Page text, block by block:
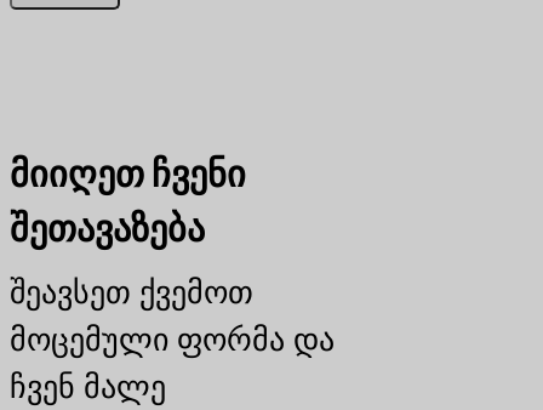
მიიღეთ ჩვენი
შეთავაზება
შეავსეთ ქვემოთ
მოცემული ფორმა და
ჩვენ მალე